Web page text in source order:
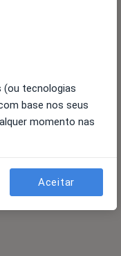
(ou tecnologias
base nos seus
momento nas
Aceitar